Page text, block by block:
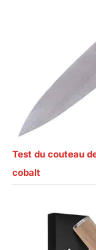
Test du couteau
cobalt